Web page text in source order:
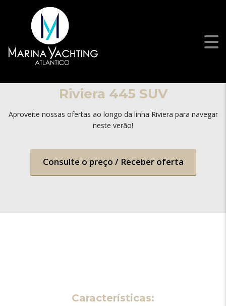
Riviera 445 SUV
Aproveite nossas ofertas ao longo da linha Riviera para navegar
neste verão!
Consulte o preço / Receber oferta
Características: